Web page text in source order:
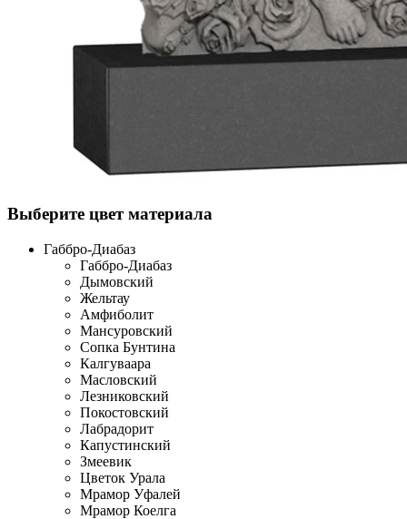
Выберите цвет материала
Габбро-Диабаз
Габбро-Диабаз
Дымовский
Жельтау
Амфиболит
Мансуровский
Сопка Бунтина
Калгуваара
Масловский
Лезниковский
Покостовский
Лабрадорит
Капустинский
Змеевик
Цветок Урала
Мрамор Уфалей
Мрамор Коелга